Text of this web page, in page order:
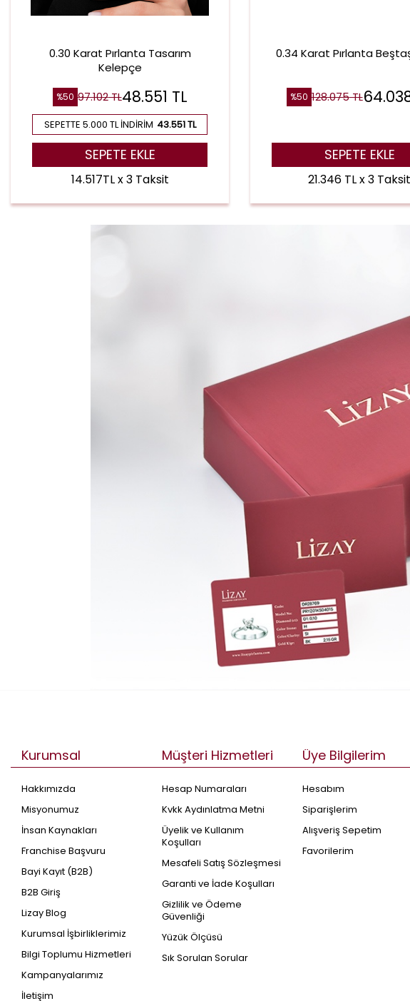
0.30 Karat Pırlanta Tasarım
Kelepçe
%50 97.102TL48.551 TL
SEPETTE 5.000 TL İNDIRIM 43.551 TL
SEPETE EKLE
14.517TL x 3 Taksit
0.34 Karat Pırlanta
%50 128.075TL
SEPETE EKLE
21.346 TL x 3 Taksit
Kurumsal
Hakkımızda
Misyonumuz
İnsan Kaynakları
Franchise Başvuru
Bayi Kayıt (B2B)
B2B Giriş
Lizay Blog
Kurumsal İşbirliklerimiz
Bilgi Toplumu Hizmetleri
Kampanyalarımız
İletişim
Müşteri Hizmetleri
Hesap Numaraları
Kvkk Aydınlatma Metni
Üyelik ve Kullanım
Koşulları
Mesafeli Satış Sözleşmesi
Garanti ve İade Koşulları
Gizlilik ve Ödeme
Güvenliği
Yüzük Ölçüsü
Sık Sorulan Sorular
Üye Bilgilerim
Hesabım
Siparişlerim
Alışveriş Sepetim
Favorilerim